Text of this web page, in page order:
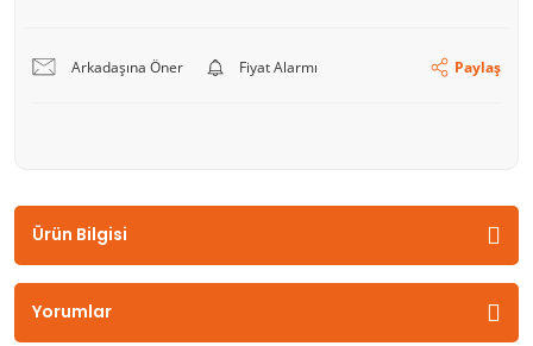
Arkadaşına Öner Fiyat Alarmı Paylaş
Ürün Bilgisi
Yorumlar